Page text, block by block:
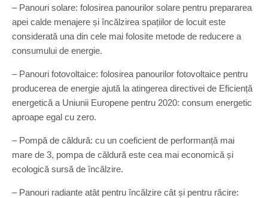
– Panouri solare: folosirea panourilor solare pentru prepararea
apei calde menajere și încălzirea spațiilor de locuit este
considerată una din cele mai folosite metode de reducere a
consumului de energie.
– Panouri fotovoltaice: folosirea panourilor fotovoltaice pentru
producerea de energie ajută la atingerea directivei de Eficiență
energetică a Uniunii Europene pentru 2020: consum energetic
aproape egal cu zero.
– Pompă de căldură: cu un coeficient de performanță mai
mare de 3, pompa de căldură este cea mai economică și
ecologică sursă de încălzire.
– Panouri radiante atât pentru încălzire cât și pentru răcire: